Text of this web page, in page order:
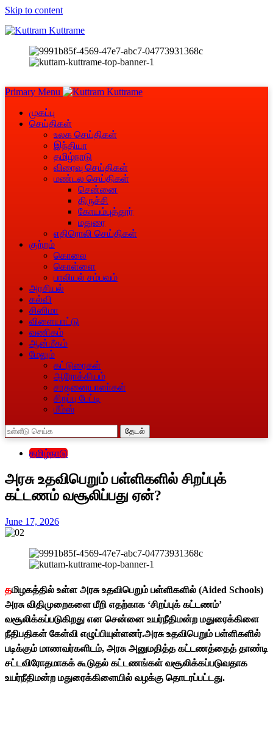
Skip to content
Primary Menu
முகப்பு
செய்திகள்
உலக செய்திகள்
இந்தியா
தமிழ்நாடு
விரைவு செய்திகள்
மண்டல செய்திகள்
சென்னை
திருச்சி
கோயம்புத்தூர்
மதுரை
எதிரொலி செய்திகள்
குற்றம்
கொலை
கொள்ளை
பாலியல் சம்பவம்
அரசியல்
கல்வி
சினிமா
விளையாட்டு
வணிகம்
ஆன்மீகம்
மேலும்
கட்டுரைகள்
ஆரோக்கியம்
சாதனையாளா்கள்
சிறப்பு பேட்டி
மீம்ஸ்
தேடல்
தமிழ்நாடு
அரசு உதவிபெறும் பள்ளிகளில் சிறப்புக்
கட்டணம் வசூலிப்பது ஏன்?
June 17, 2026
தமிழகத்தில் உள்ள அரசு உதவிபெறும் பள்ளிகளில் (Aided Schools)
அரசு விதிமுறைகளை மீறி எதற்காக ‘சிறப்புக் கட்டணம்’
வசூலிக்கப்படுகிறது என சென்னை உயர்நீதிமன்ற மதுரைக்கிளை
நீதிபதிகள் கேள்வி எழுப்பியுள்ளனர்.அரசு உதவிபெறும் பள்ளிகளில்
படிக்கும் மாணவர்களிடம், அரசு அனுமதித்த கட்டணத்தைத் தாண்டி
சட்டவிரோதமாகக் கூடுதல் கட்டணங்கள் வசூலிக்கப்படுவதாக
உயர்நீதிமன்ற மதுரைக்கிளையில் வழக்கு தொடரப்பட்டது.